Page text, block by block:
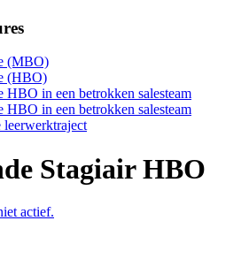
(MBO)
(HBO)
HBO in een betrokken salesteam
HBO in een betrokken salesteam
leerwerktraject
Stagiair HBO
actief.